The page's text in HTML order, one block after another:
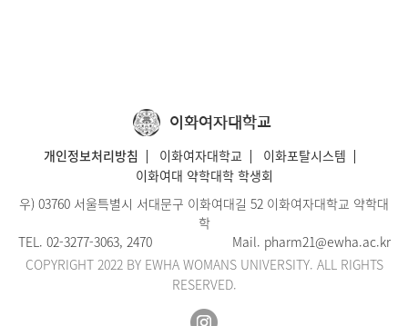
이화여자대학교
개인정보처리방침 이화여자대학교
이화포탈시스템
이화여대 약학대학 학생회
우) 03760 서울특별시 서대문구 이화여대길 52 이화여자대학교 약학대
학
TEL. 02-3277-3063, 2470Mail. pharm21@ewha.ac.kr
COPYRIGHT 2022 BY EWHA WOMANS UNIVERSITY. ALL RIGHTS
RESERVED.